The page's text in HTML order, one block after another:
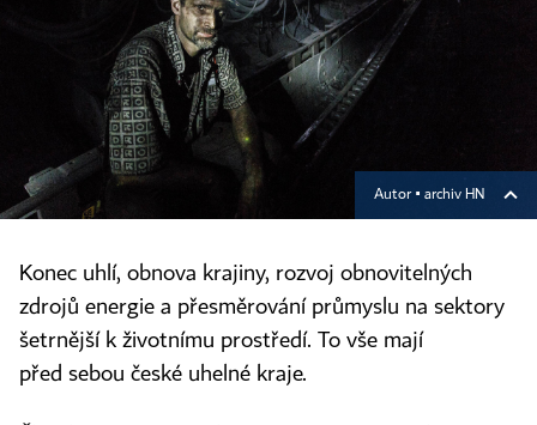
Autor ▪ archiv HN
Konec uhlí, obnova krajiny, rozvoj obnovitelných
zdrojů energie a přesměrování průmyslu na sektory
šetrnější k životnímu prostředí. To vše mají
před sebou české uhelné kraje.